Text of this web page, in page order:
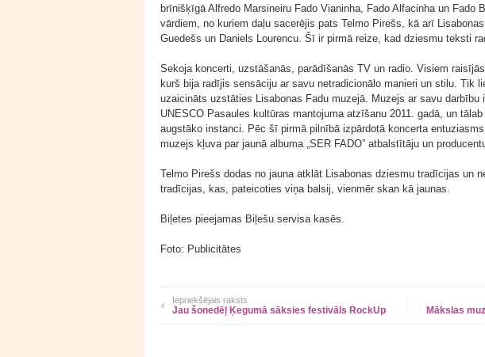
brīnišķīgā Alfredo Marsineiru Fado Vianinha, Fado Alfacinha un Fado
vārdiem, no kuriem daļu sacerējis pats Telmo Pirešs, kā arī
Guedešs un Daniels Lourencu. Šī ir pirmā reize, kad dziesmu teksti
Sekoja koncerti, uzstāšanās, parādīšanās TV un radio. Visiem
kurš bija radījis sensāciju ar savu netradicionālo manieri un stilu. Tik
uzaicināts uzstāties Lisabonas Fadu muzejā. Muzejs ar savu darbību
UNESCO Pasaules kultūras mantojuma atzīšanu 2011. gadā, un
augstāko instanci. Pēc šī pirmā pilnībā izpārdotā koncerta
muzejs kļuva par jaunā albuma „SER FADO” atbalstītāju un
Telmo Pirešs dodas no jauna atklāt Lisabonas dziesmu tradīcijas un
tradīcijas, kas, pateicoties viņa balsij, vienmēr skan kā jaunas.
Biļetes pieejamas Biļešu servisa kasēs.
Foto: Publicitātes
Iepriekšējais raksts
Jau šonedēļ Ķegumā sāksies festivāls RockUp Mākslas